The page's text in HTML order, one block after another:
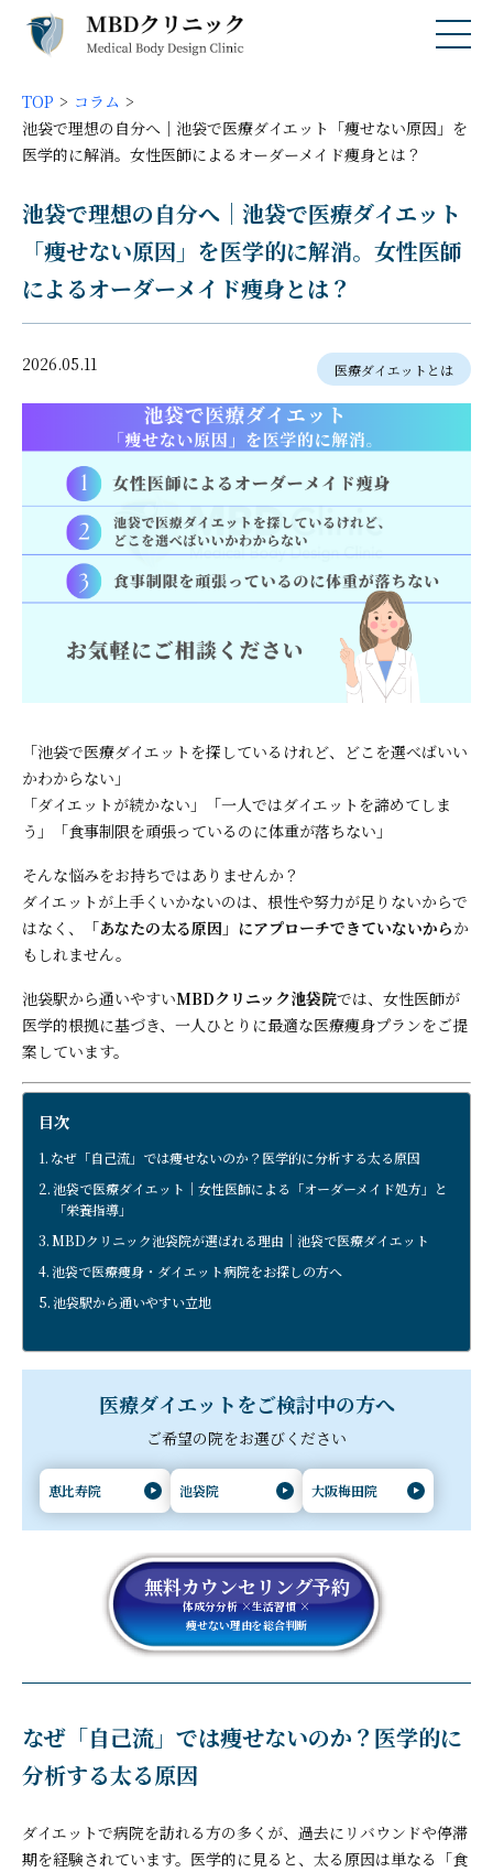
TOP
コラム
池袋で理想の自分へ｜池袋で医療ダイエット「痩せない原因」を
医学的に解消。女性医師によるオーダーメイド痩身とは？
池袋で理想の自分へ｜池袋で医療ダイエット
「痩せない原因」を医学的に解消。女性医師
によるオーダーメイド痩身とは？
2026.05.11 医療ダイエットとは
「池袋で医療ダイエットを探しているけれど、どこを選べばいい
かわからない」
「ダイエットが続かない」「一人ではダイエットを諦めてしま
う」「食事制限を頑張っているのに体重が落ちない」
そんな悩みをお持ちではありませんか？
ダイエットが上手くいかないのは、根性や努力が足りないからで
はなく、
「あなたの太る原因」にアプローチできていないからか
もしれません。
池袋駅から通いやすいMBDクリニック池袋院では、女性医師が
医学的根拠に基づき、一人ひとりに最適な医療痩身プランをご提
案しています。
目次
なぜ「自己流」では痩せないのか？医学的に分析する太る原因
池袋で医療ダイエット｜女性医師による「オーダーメイド処方」と
「栄養指導」
MBDクリニック池袋院が選ばれる理由｜池袋で医療ダイエット
池袋で医療痩身・ダイエット病院をお探しの方へ
池袋駅から通いやすい立地
医療ダイエットをご検討中の方へ
ご希望の院をお選びください
恵比寿院 池袋院 大阪梅田院
無料カウンセリング予約
体成分分析 ×生活習慣 ×
痩せない理由を総合判断
なぜ「自己流」では痩せないのか？医学的に
分析する太る原因
ダイエットで病院を訪れる方の多くが、過去にリバウンドや停滞
期を経験されています。医学的に見ると、太る原因は単なる「食